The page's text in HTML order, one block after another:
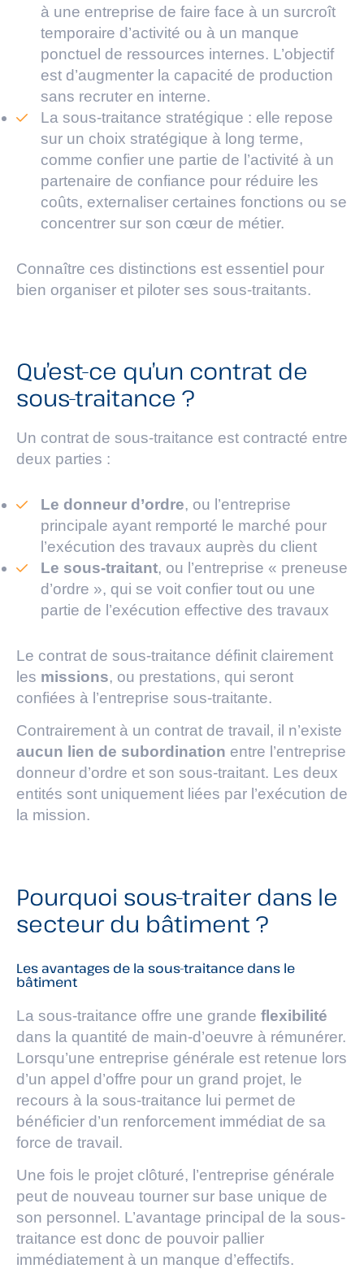
à une entreprise de faire face à un surcroît
temporaire d’activité ou à un manque
ponctuel de ressources internes. L’objectif
est d’augmenter la capacité de production
sans recruter en interne.
La sous-traitance stratégique : elle repose
sur un choix stratégique à long terme,
comme confier une partie de l’activité à un
partenaire de confiance pour réduire les
coûts, externaliser certaines fonctions ou se
concentrer sur son cœur de métier.
Connaître ces distinctions est essentiel pour
bien organiser et piloter ses sous-traitants.
Qu’est-ce qu’un contrat de
sous-traitance ?
Un contrat de sous-traitance est contracté entre
deux parties :
Le donneur d’ordre, ou l’entreprise
principale ayant remporté le marché pour
l’exécution des travaux auprès du client
Le sous-traitant, ou l’entreprise « preneuse
d’ordre », qui se voit confier tout ou une
partie de l’exécution effective des travaux
Le contrat de sous-traitance définit clairement
les missions, ou prestations, qui seront
confiées à l’entreprise sous-traitante.
Contrairement à un contrat de travail, il n’existe
aucun lien de subordination entre l’entreprise
donneur d’ordre et son sous-traitant. Les deux
entités sont uniquement liées par l’exécution de
la mission.
Pourquoi sous-traiter dans le
secteur du bâtiment ?
Les avantages de la sous-traitance dans le
bâtiment
La sous-traitance offre une grande flexibilité
dans la quantité de main-d’oeuvre à rémunérer.
Lorsqu’une entreprise générale est retenue lors
d’un appel d’offre pour un grand projet, le
recours à la sous-traitance lui permet de
bénéficier d’un renforcement immédiat de sa
force de travail.
Une fois le projet clôturé, l’entreprise générale
peut de nouveau tourner sur base unique de
son personnel. L’avantage principal de la sous-
traitance est donc de pouvoir pallier
immédiatement à un manque d’effectifs.